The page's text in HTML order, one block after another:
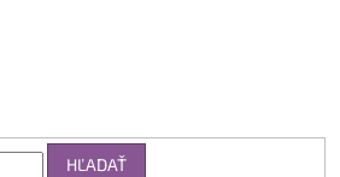
HĽADAŤ